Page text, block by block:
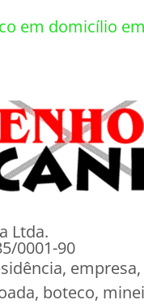
em domicílio
Ltda.
0001-90
boteco,